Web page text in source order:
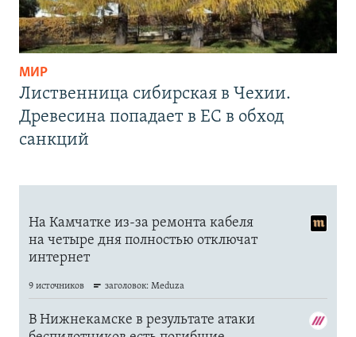
МИР
Лиственница сибирская в Чехии.
Древесина попадает в ЕС в обход
санкций